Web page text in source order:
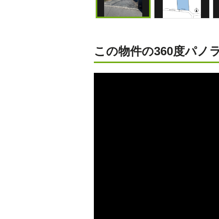
この物件の360度パノ